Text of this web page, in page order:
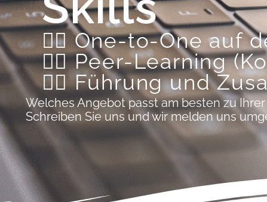
👉🏻 One-to-One auf
👉🏻 Peer-Learning
👉🏻 Führung und
Welches Angebot passt am besten zu
Schreiben Sie uns und wir melden uns